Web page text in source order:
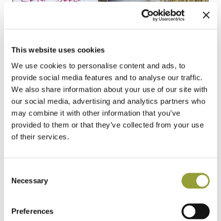
This website uses cookies
We use cookies to personalise content and ads, to
provide social media features and to analyse our traffic.
We also share information about your use of our site with
our social media, advertising and analytics partners who
may combine it with other information that you’ve
provided to them or that they’ve collected from your use
of their services.
Selection
Necessary
Preferences
dell’uomo per aumentarne la resa, esattamente come il
rispetto ai grani moderni e dovrebbero essere preferiti
per diverse ragioni: